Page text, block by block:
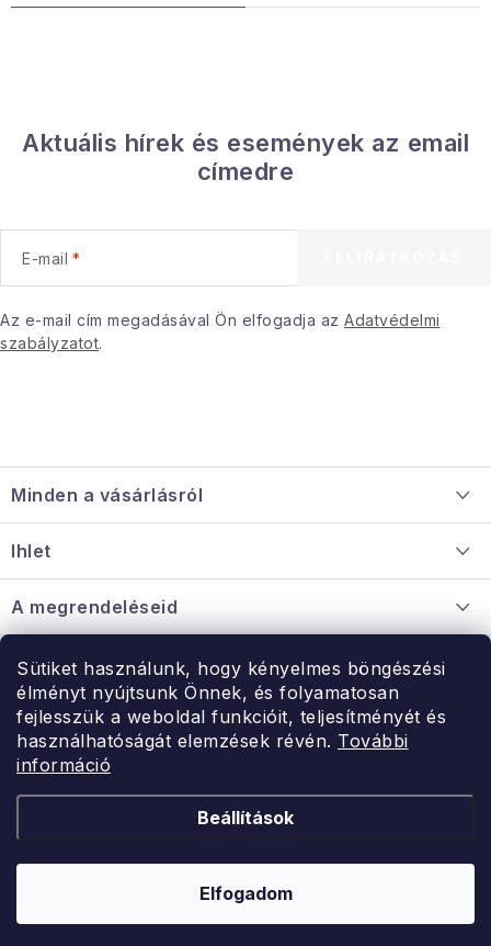
Sütiket használunk, hogy kényelmes böngészési
élményt nyújtsunk Önnek, és folyamatosan
fejlesszük a weboldal funkcióit, teljesítményét és
használhatóságát elemzések révén. További
információ
Beállítások
Elfogadom
n
s
e
m
e
i
Aktuális hírek és események az email
címedre
E-mail
Az e-mail cím megadásával Ön elfogadja az Adatvédelmi
szabályzatot.
á
b
é
c
Minden a vásárlásról
Információ a mellékletről
Nagykereskedelmi együttműködés
Ihlet
A megrendeléseid
Érintkezés
Rendelésem
Érintkezés
Hé-Pé: 9:00-15:00
uzlet@modernvasarlas.hu
Kereskedelem feltételei
ModernVasarlas.hu. Minden jog fenntartva.